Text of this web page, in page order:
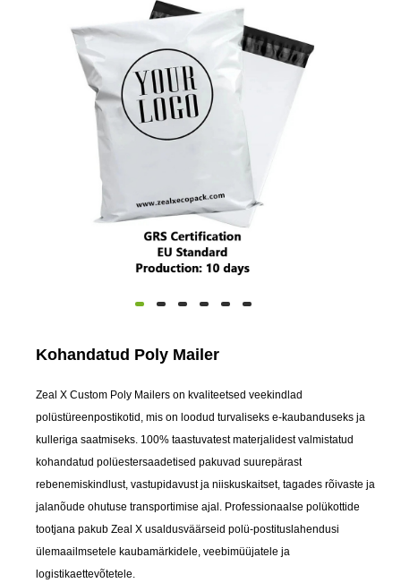
Kohandatud Poly Mailer
Zeal X Custom Poly Mailers on kvaliteetsed veekindlad
polüstüreenpostikotid, mis on loodud turvaliseks e-kaubanduseks ja
kulleriga saatmiseks. 100% taastuvatest materjalidest valmistatud
kohandatud polüestersaadetised pakuvad suurepärast
rebenemiskindlust, vastupidavust ja niiskuskaitset, tagades rõivaste ja
jalanõude ohutuse transportimise ajal. Professionaalse polükottide
tootjana pakub Zeal X usaldusväärseid polü-postituslahendusi
ülemaailmsetele kaubamärkidele, veebimüüjatele ja
logistikaettevõtetele.